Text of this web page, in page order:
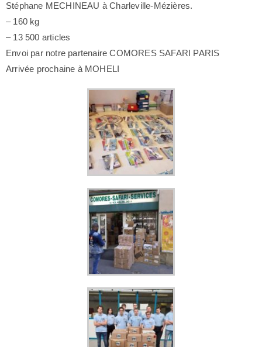
Stéphane MECHINEAU à Charleville-Mézières.
– 160 kg
– 13 500 articles
Envoi par notre partenaire COMORES SAFARI PARIS
Arrivée prochaine à MOHELI